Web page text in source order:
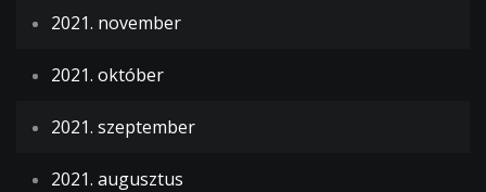
2021. november
2021. október
2021. szeptember
2021. augusztus